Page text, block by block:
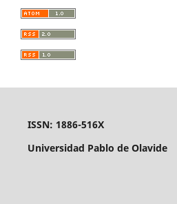
ISSN: 1886-516X
Universidad Pablo de Olavide